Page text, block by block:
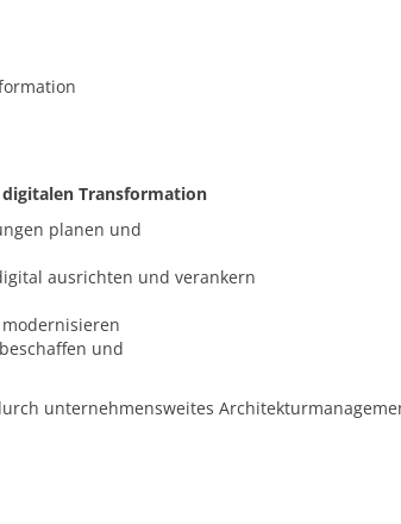
digitalen Transformation
planen und
ausrichten und verankern
und
unternehmensweites